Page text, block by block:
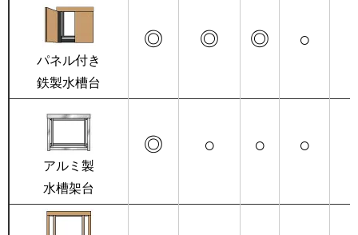
パネル付き
鉄製水槽台
◎ ◎ ◎ ○
アルミ製
水槽架台
◎ ○ ○ ○